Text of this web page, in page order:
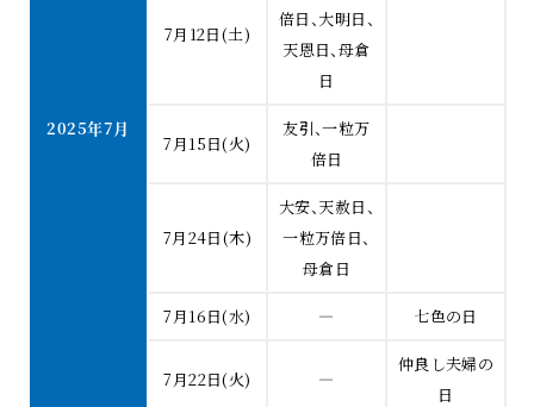
2025年7月
7月12日(土)
倍日、大明日、
天恩日、母倉
日
7月15日(火)
友引、一粒万
倍日
7月24日(木)
大安、天赦日、
一粒万倍日、
母倉日
7月16日(水) ― 七色の日
7月22日(火) ―
仲良し夫婦の
日